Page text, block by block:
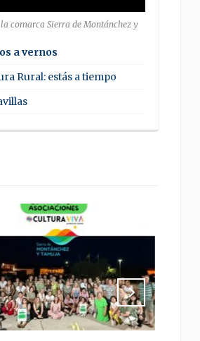
comarca Sierra de Montánchez y
a vernos
Rural: estás a tiempo